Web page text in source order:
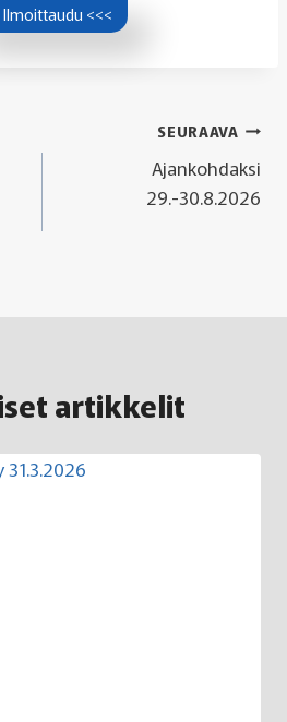
Ilmoittaudu <<<
SEURAAVA
Ajankohdaksi
29.-30.8.2026
artikkelit